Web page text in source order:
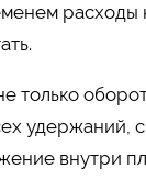
расходы
только
удержаний,
внутри